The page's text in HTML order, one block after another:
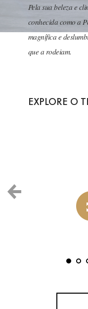
Pela sua beleza e
conhecida como a
magnífica e
que a rodeiam.
EXPLORE O